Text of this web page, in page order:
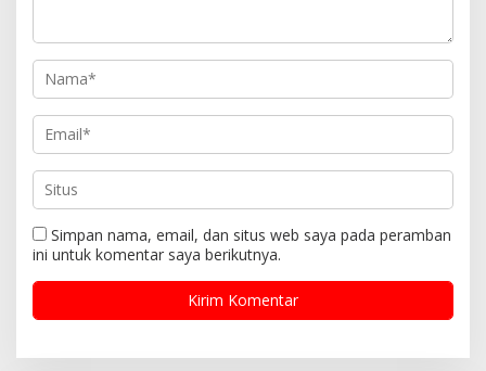
Simpan nama, email, dan situs web saya pada peramban
ini untuk komentar saya berikutnya.